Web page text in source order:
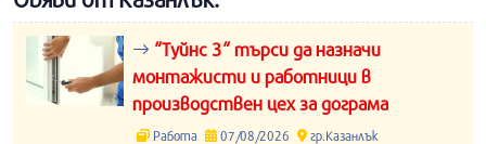
“Туйнс 3“ търси да назначи
монтажисти и работници в
производствен цех за дограма
Работа 07/08/2026 гр.Казанлък